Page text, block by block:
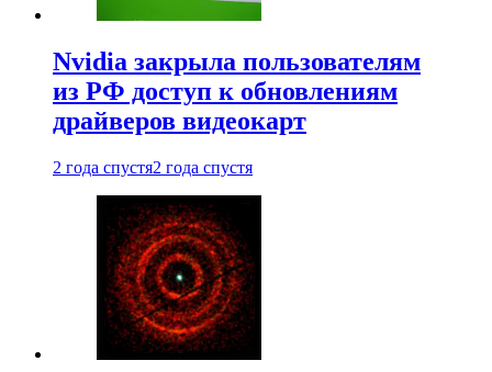
Nvidia закрыла пользователям
из РФ доступ к обновлениям
драйверов видеокарт
2 года спустя2 года спустя